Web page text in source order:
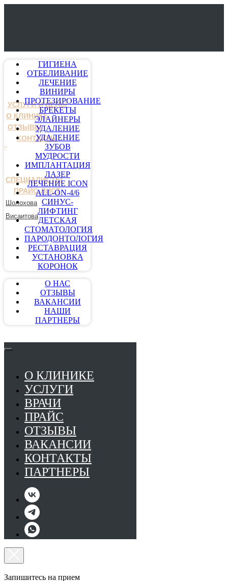
УСЛУГИ И ЦЕНЫ
О КЛИНИКЕ
ОТЗЫВЫ
КОНТАКТЫ
СПЕЦИАЛИСТЫ
ПРАЙС-ЛИСТ
Шолохова
Висаитова
ГИГИЕНА
ОТБЕЛИВАНИЕ
ЛЕЧЕНИЕ
ВИНИРЫ
ПРОТЕЗИРОВАНИЕ
БРЕКЕТЫ
ЭЛАЙНЕРЫ
УДАЛЕНИЕ
УДАЛЕНИЕ
ЗУБОВ
МУДРОСТИ
ИМПЛАНТАЦИЯ
ЛАЗЕР
ЛЕЧЕНИЕ ICON
ALL-ON-4/6
СИНУС-
ЛИФТИНГ
ДЕТСКАЯ
СТОМАТОЛОГИЯ
ПАРОДОНТОЛОГИЯ
РЕСТАВРАЦИЯ
УСТАНОВКА
КОРОНОК
О НАС
ОТЗЫВЫ
ВАКАНСИИ
НАШИ
ПАРТНЕРЫ
О КЛИНИКЕ
УСЛУГИ
ВРАЧИ
ПРАЙС
ОТЗЫВЫ
ВАКАНСИИ
КОНТАКТЫ
ПАРТНЕРЫ
Запишитесь на прием